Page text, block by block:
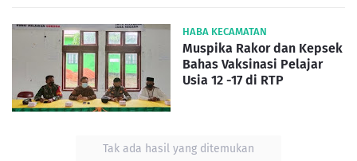
HABA KECAMATAN
Muspika Rakor dan Kepsek
Bahas Vaksinasi Pelajar
Usia 12 -17 di RTP
Tak ada hasil yang ditemukan